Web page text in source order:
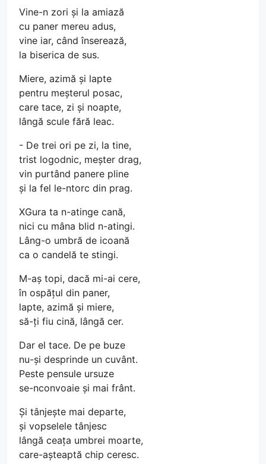
Vine-n zori și la amiază
cu paner mereu adus,
vine iar, când înserează,
la biserica de sus.
Miere, azimă și lapte
pentru meșterul posac,
care tace, zi și noapte,
lângă scule fără leac.
- De trei ori pe zi, la tine,
trist logodnic, meșter drag,
vin purtând panere pline
și la fel le-ntorc din prag.
XGura ta n-atinge cană,
nici cu mâna blid n-atingi.
Lâng-o umbră de icoană
ca o candelă te stingi.
M-aș topi, dacă mi-ai cere,
în ospățul din paner,
lapte, azimă și miere,
să-ți fiu cină, lângă cer.
Dar el tace. De pe buze
nu-și desprinde un cuvânt.
Peste pensule ursuze
se-nconvoaie și mai frânt.
Și tânjește mai departe,
și vopselele tânjesc
lângă ceața umbrei moarte,
care-așteaptă chip ceresc.